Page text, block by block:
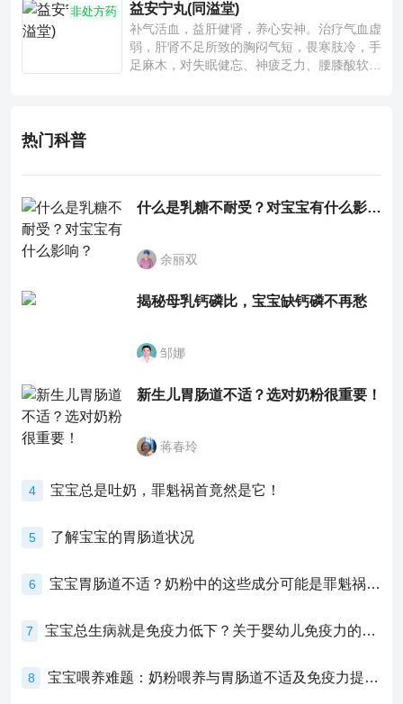
非处方药 益安宁丸(同溢堂)
补气活血，益肝健肾，养心安神。治疗气血虚
弱，肝肾不足所致的胸闷气短，畏寒肢冷，手
足麻木，对失眠健忘、神疲乏力、腰膝酸软也
热门科普
什么是乳糖不耐受？对宝宝有什么影响？
余丽双
揭秘母乳钙磷比，宝宝缺钙磷不再愁
邹娜
新生儿胃肠道不适？选对奶粉很重要！
蒋春玲
4 宝宝总是吐奶，罪魁祸首竟然是它！
5 了解宝宝的胃肠道状况
6 宝宝胃肠道不适？奶粉中的这些成分可能是罪魁祸首！
7 宝宝总生病就是免疫力低下？关于婴幼儿免疫力的真相，家长必须了解！
8 宝宝喂养难题：奶粉喂养与胃肠道不适及免疫力提升的奥秘